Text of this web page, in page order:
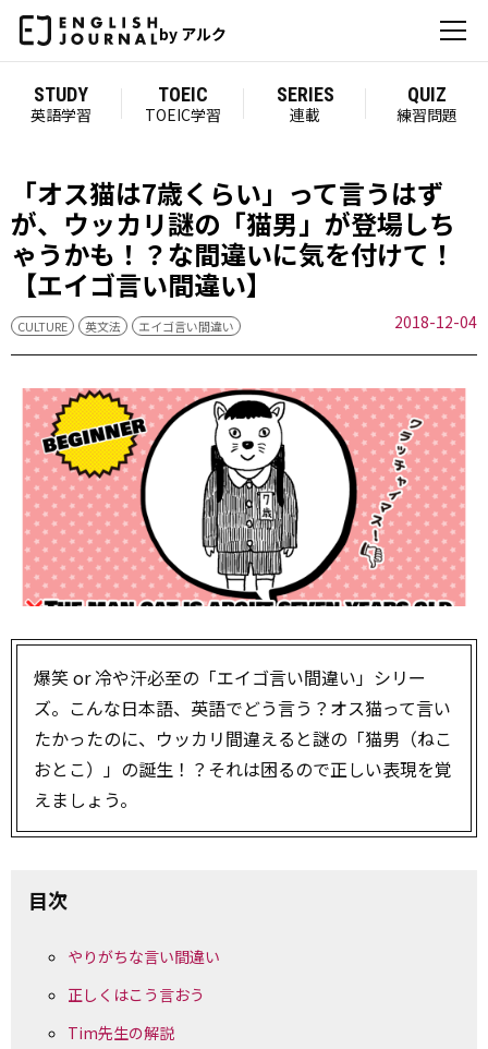
by アルク
STUDY
英語学習
TOEIC
TOEIC学習
SERIES
連載
QUIZ
練習問題
「オス猫は7歳くらい」って言うはず
が、ウッカリ謎の「猫男」が登場しち
ゃうかも！？な間違いに気を付けて！
【エイゴ言い間違い】
CULTURE 英文法 エイゴ言い間違い 2018-12-04
爆笑 or 冷や汗必至の「エイゴ言い間違い」シリー
ズ。こんな日本語、英語でどう言う？オス猫って言い
たかったのに、ウッカリ間違えると謎の「猫男（ねこ
おとこ）」の誕生！？それは困るので正しい表現を覚
えましょう。
目次
やりがちな言い間違い
正しくはこう言おう
Tim先生の解説